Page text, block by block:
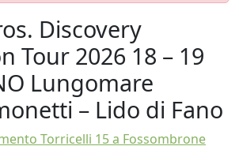
Discovery
Tour 2026 18 – 19
Lungomare
– Lido di Fano
Torricelli 15 a Fossombrone